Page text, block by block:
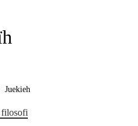
Juekieh
filosofi